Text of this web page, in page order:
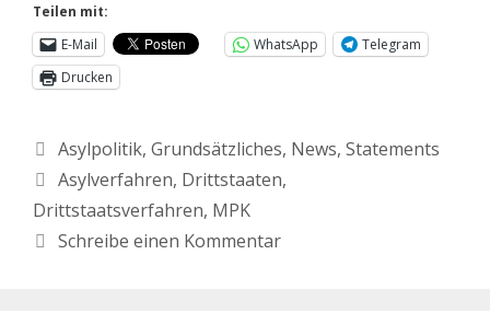
Teilen mit:
E-Mail
WhatsApp
Telegram
Drucken
Asylpolitik, Grundsätzliches, News, Statements
Asylverfahren, Drittstaaten,
Drittstaatsverfahren, MPK
Schreibe einen Kommentar